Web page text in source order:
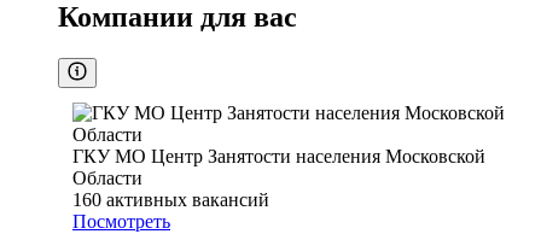
Компании для вас
ГКУ МО Центр Занятости населения Московской
Области
160 активных вакансий
Посмотреть